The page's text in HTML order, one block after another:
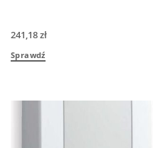
241,18zł
Sprawdź